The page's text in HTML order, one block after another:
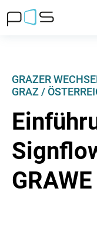
AT]
AT]
AT]
GRAZER
GRAZ /
GRAWE